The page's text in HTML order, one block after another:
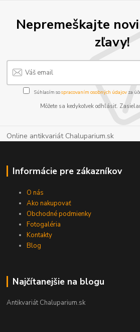
Nepremeškajte
zľavy!
Súhlasím sospracovaním osobných údajov za
Môžete sa kedykoľvek odhlásiť.
Online antikvariát Chaluparium.sk
Informácie pre zákazníkov
O nás
Ako nakupovať
Obchodné podmienky
Fotogaléria
Kontakty
Blog
Najčítanejšie na blogu
Antikvariát Chaluparium.sk